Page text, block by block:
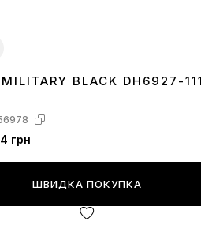
41 424344 BLACK DH6927-111
грн
ШВИДКА ПОКУПКА